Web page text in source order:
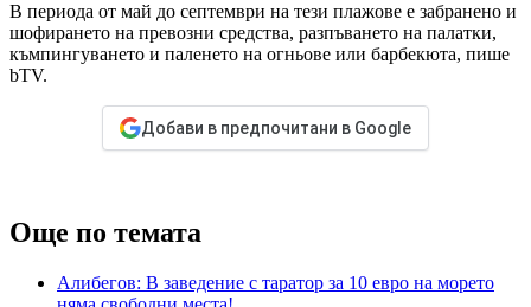
В периода от май до септември на тези плажове е забранено и
шофирането на превозни средства, разпъването на палатки,
къмпингуването и паленето на огньове или барбекюта, пише
bTV.
Добави в предпочитани в Google
Още по темата
Алибегов: В заведение с таратор за 10 евро на морето